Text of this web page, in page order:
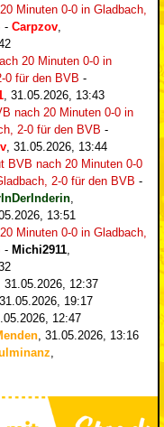
Minuten 0-0 in Gladbach,
- Carpzov
20 Minuten 0-0 in
0 für den BVB -
31.05.2026, 13:43
nach 20 Minuten 0-0 in
2-0 für den BVB -
31.05.2026, 13:44
BVB nach 20 Minuten 0-0
2-0 für den BVB -
13:51
Minuten 0-0 in Gladbach,
- Michi2911
31.05.2026, 12:37
31.05.2026, 19:17
12:47
31.05.2026, 13:16